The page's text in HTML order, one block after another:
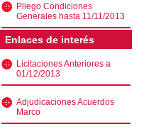
Pliego Condiciones
Generales hasta 11/11/2013
Enlaces de interés
Licitaciones Anteriores a
01/12/2013
Adjudicaciones Acuerdos
Marco